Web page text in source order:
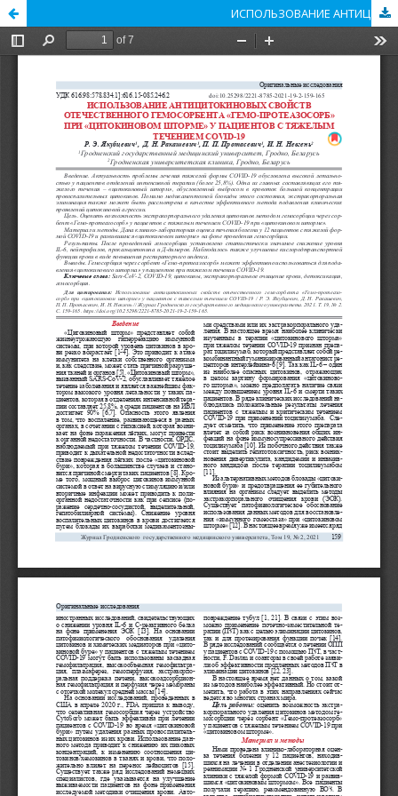
ИСПОЛЬЗОВАНИЕ АНТИЦИТОКИНОВЫХ СВОЙСТВ ОТЕЧЕСТВЕННОГО ГЕМОСОРБЕНТА «ГЕМО-ПРОТЕАЗОСОРБ» ПРИ «ЦИТОКИНОВОМ ШТОРМЕ» У ПАЦИЕНТОВ С ТЯЖЕЛЫМ ТЕЧЕНИЕМ COVID-19